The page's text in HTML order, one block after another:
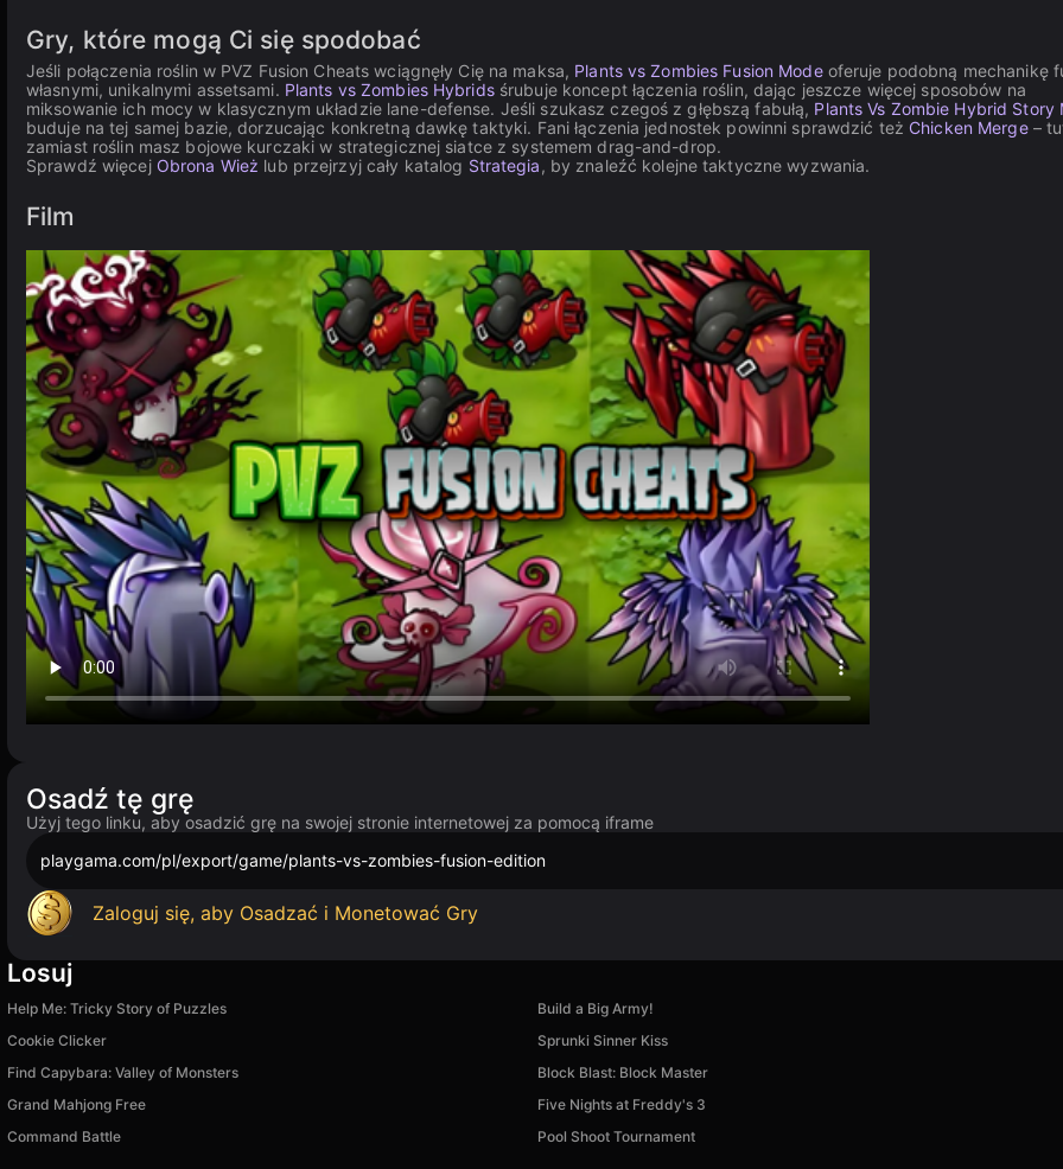
Gry, które mogą Ci się spodobać
Jeśli połączenia roślin w PVZ Fusion Cheats wciągnęły Cię na maksa, Plants vs Zombies Fusion Modeoferuje podobną mechanikę
własnymi, unikalnymi assetsami. Plants vs Zombies Hybridsśrubuje koncept łączenia roślin, dając jeszcze więcej sposobów na
miksowanie ich mocy w klasycznym układzie lane-defense. Jeśli szukasz czegoś z głębszą fabułą, Plants Vs Zombie Hybrid Story
buduje na tej samej bazie, dorzucając konkretną dawkę taktyki. Fani łączenia jednostek powinni sprawdzić też Chicken Merge–
zamiast roślin masz bojowe kurczaki w strategicznej siatce z systemem drag-and-drop.
Sprawdź więcej Obrona Wież lub przejrzyj cały katalog Strategia, by znaleźć kolejne taktyczne wyzwania.
Film
Osadź tę grę
Użyj tego linku, aby osadzić grę na swojej stronie internetowej za pomocą iframe
playgama.com/pl/export/game/plants-vs-zombies-fusion-edition
Zaloguj się, aby Osadzać i Monetować Gry
Losuj
Help Me: Tricky Story of Puzzles Build a Big Army!
Cookie Clicker
Sprunki Sinner Kiss
Find Capybara: Valley of Monsters
Block Blast: Block Master
Grand Mahjong Free
Five Nights at Freddy's 3
Command Battle
Pool Shoot Tournament